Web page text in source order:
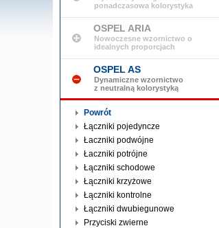
ponadczasowa kolorystyka
OSPEL ARIA
Nowoczesne wzornictwo o
idealnych proporcjach
OSPEL AS
Dynamiczne wzornictwo
z neutralną kolorystyką
Powrót
Łączniki pojedyncze
Łaczniki podwójne
Łaczniki potrójne
Łączniki schodowe
Łączniki krzyżowe
Łączniki kontrolne
Łączniki dwubiegunowe
Przyciski zwierne